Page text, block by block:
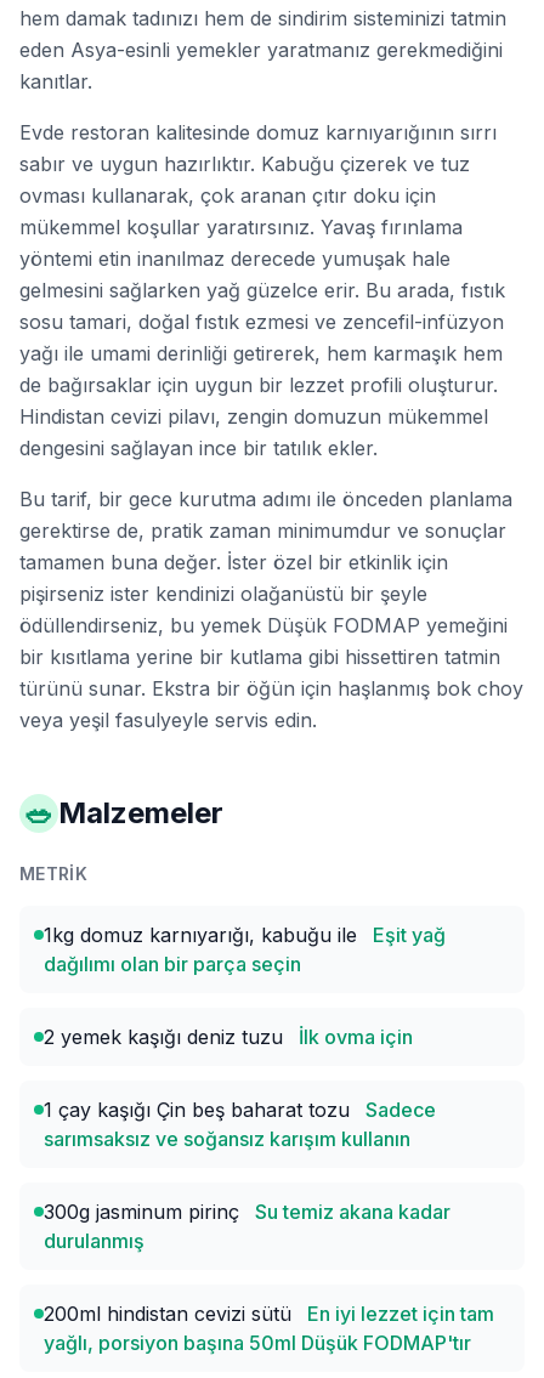
hem damak tadınızı hem de sindirim sisteminizi tatmin
eden Asya-esinli yemekler yaratmanız gerekmediğini
kanıtlar.
Evde restoran kalitesinde domuz karnıyarığının sırrı
sabır ve uygun hazırlıktır. Kabuğu çizerek ve tuz
ovması kullanarak, çok aranan çıtır doku için
mükemmel koşullar yaratırsınız. Yavaş fırınlama
yöntemi etin inanılmaz derecede yumuşak hale
gelmesini sağlarken yağ güzelce erir. Bu arada, fıstık
sosu tamari, doğal fıstık ezmesi ve zencefil-infüzyon
yağı ile umami derinliği getirerek, hem karmaşık hem
de bağırsaklar için uygun bir lezzet profili oluşturur.
Hindistan cevizi pilavı, zengin domuzun mükemmel
dengesini sağlayan ince bir tatılık ekler.
Bu tarif, bir gece kurutma adımı ile önceden planlama
gerektirse de, pratik zaman minimumdur ve sonuçlar
tamamen buna değer. İster özel bir etkinlik için
pişirseniz ister kendinizi olağanüstü bir şeyle
ödüllendirseniz, bu yemek Düşük FODMAP yemeğini
bir kısıtlama yerine bir kutlama gibi hissettiren tatmin
türünü sunar. Ekstra bir öğün için haşlanmış bok choy
veya yeşil fasulyeyle servis edin.
🥗 Malzemeler
METRIK
1kg domuz karnıyarığı, kabuğu ile
Eşit yağ
dağılımı olan bir parça seçin
2 yemek kaşığı deniz tuzu İlk ovma için
1 çay kaşığı Çin beş baharat tozu
Sadece
sarımsaksız ve soğansız karışım kullanın
300g jasminum pirinç
Su temiz akana kadar
durulanmış
200ml hindistan cevizi sütü
En iyi lezzet için tam
yağlı, porsiyon başına 50ml Düşük FODMAP'tır